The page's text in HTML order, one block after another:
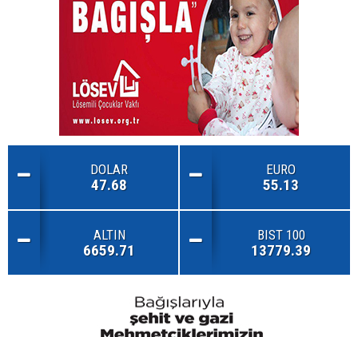
DOLAR
47.68
EURO
55.13
ALTIN
6659.71
BIST 100
13779.39